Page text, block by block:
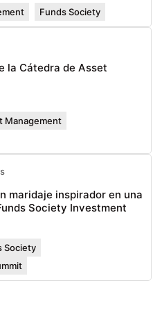
Funds Society
la Cátedra de Asset
Management
maridaje inspirador en una
Society Investment
Society